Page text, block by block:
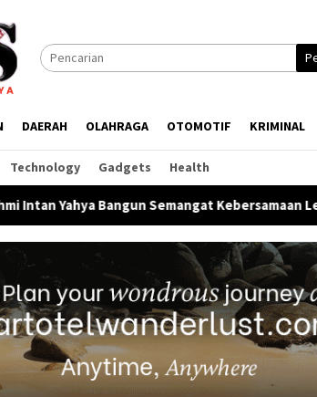
DAERAH OLAHRAGA OTOMOTIF KRIMINAL
Technology Gadgets Health
Kebersamaan Lewat Family Gathering